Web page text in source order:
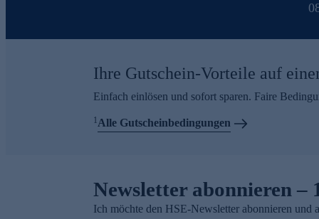
Ihre Gutschein-Vorteile auf
Einfach einlösen und sofort sparen. Faire
1Alle Gutscheinbedingungen
Newsletter abonnieren –
Ich möchte den HSE-Newsletter abonnieren und